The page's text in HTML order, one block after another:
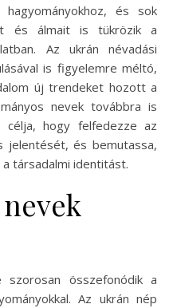
és sok
és álmait is tükrözik a
Az ukrán névadási
is figyelemre méltó,
új trendeket hozott a
nevek továbbra is
célja, hogy felfedezze az
jelentését, és bemutassa,
társadalmi identitást.
összefonódik a
Az ukrán nép